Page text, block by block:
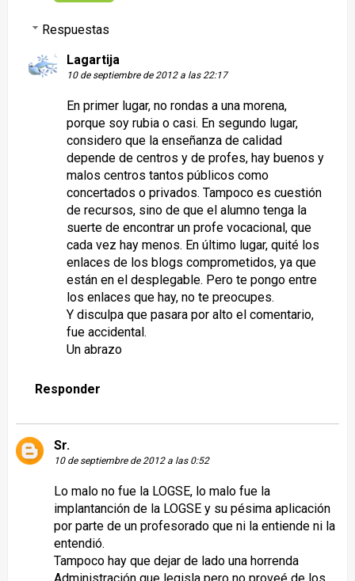
Respuestas
Lagartija
10 de septiembre de 2012 a las 22:17
En primer lugar, no rondas a una morena,
porque soy rubia o casi. En segundo lugar,
considero que la enseñanza de calidad
depende de centros y de profes, hay buenos y
malos centros tantos públicos como
concertados o privados. Tampoco es cuestión
de recursos, sino de que el alumno tenga la
suerte de encontrar un profe vocacional, que
cada vez hay menos. En último lugar, quité los
enlaces de los blogs comprometidos, ya que
están en el desplegable. Pero te pongo entre
los enlaces que hay, no te preocupes.
Y disculpa que pasara por alto el comentario,
fue accidental.
Un abrazo
Responder
Sr.
10 de septiembre de 2012 a las 0:52
Lo malo no fue la LOGSE, lo malo fue la
implantanción de la LOGSE y su pésima aplicación
por parte de un profesorado que ni la entiende ni la
entendió.
Tampoco hay que dejar de lado una horrenda